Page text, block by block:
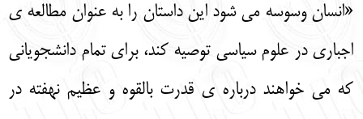
«انسان وسوسه می شود این داستان را به عنوان مطالعه ی
اجباری در علوم سیاسی توصیه کند، ‌برای تمام دانشجویانی
که می خواهند درباره ی قدرت بالقوه و عظیم نهفته در